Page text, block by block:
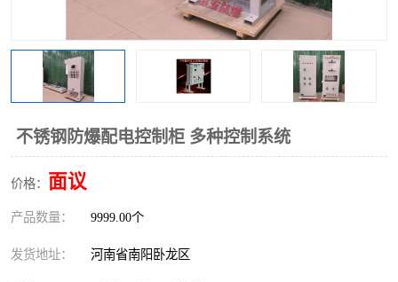
不锈钢防爆配电控制柜 多种控制系统
价格： 面议
产品数量： 9999.00个
发货地址： 河南省南阳卧龙区